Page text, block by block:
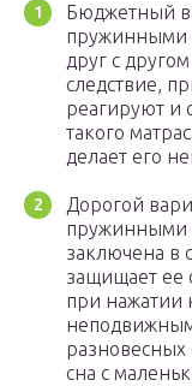
Бюджетный
пружинными
друг с
следствие,
реагируют и
такого
делает его
Дорогой
пружинными
заключена в
защищает ее
при нажатии
разновесных
сна с